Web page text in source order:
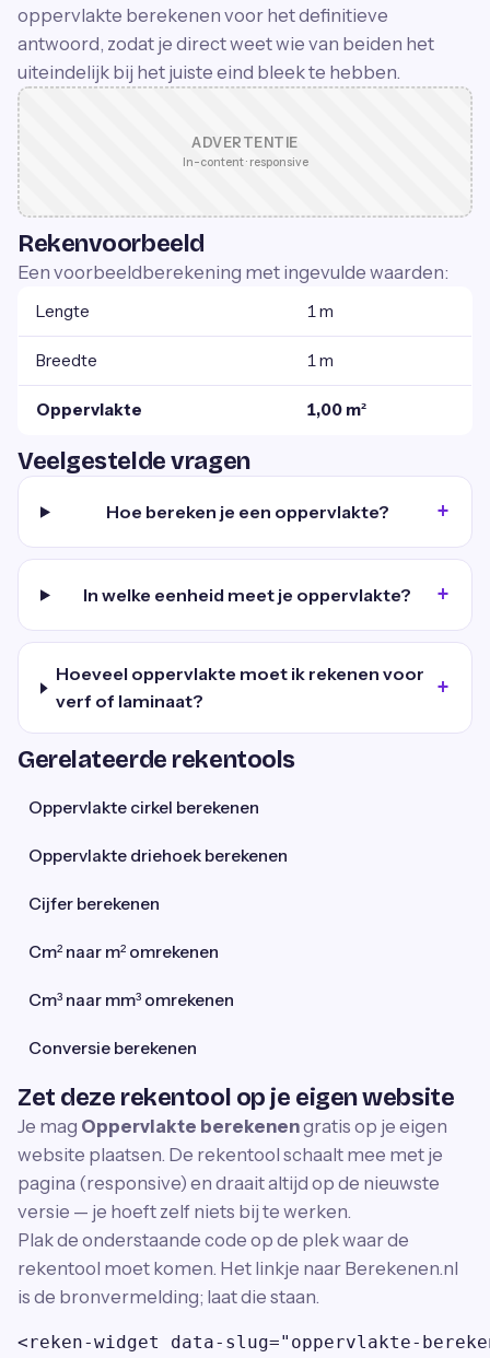
oppervlakte berekenen voor het definitieve
antwoord, zodat je direct weet wie van beiden het
uiteindelijk bij het juiste eind bleek te hebben.
ADVERTENTIE
In-content · responsive
Rekenvoorbeeld
Een voorbeeldberekening met ingevulde waarden:
Lengte 1 m
Breedte 1 m
Oppervlakte 1,00 m²
Veelgestelde vragen
Hoe bereken je een oppervlakte?
In welke eenheid meet je oppervlakte?
Hoeveel oppervlakte moet ik rekenen voor
verf of laminaat?
Gerelateerde rekentools
Oppervlakte cirkel berekenen
Oppervlakte driehoek berekenen
Cijfer berekenen
Cm² naar m² omrekenen
Cm³ naar mm³ omrekenen
Conversie berekenen
Zet deze rekentool op je eigen website
Je mag Oppervlakte berekenengratis op je eigen
website plaatsen. De rekentool schaalt mee met je
pagina (responsive) en draait altijd op de nieuwste
versie — je hoeft zelf niets bij te werken.
Plak de onderstaande code op de plek waar de
rekentool moet komen. Het linkje naar Berekenen.nl
is de bronvermelding; laat die staan.
<reken-widget data-slug="oppervlakte-